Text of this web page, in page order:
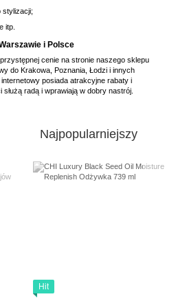
stylizacji;
itp.
i Polsce
cenie na stronie naszego sklepu
do Krakowa, Poznania, Łodzi i innych
internetowy posiada atrakcyjne rabaty i
radą i wprawiają w dobry nastrój.
Najpopularniejszy
Hit